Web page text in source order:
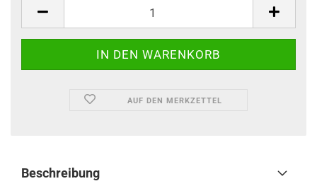
AUF DEN MERKZETTEL
Beschreibung